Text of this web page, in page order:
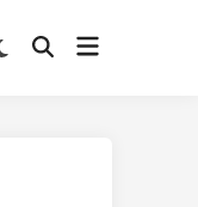
SwitchOpenOpen